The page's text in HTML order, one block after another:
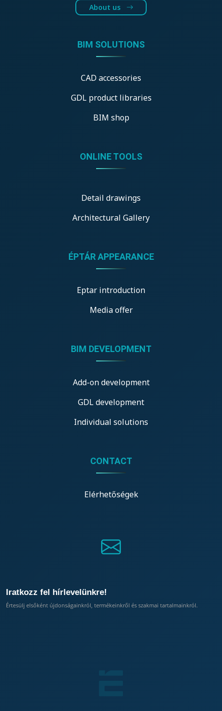
About us
BIM SOLUTIONS
CAD accessories
GDL product libraries
BIM shop
ONLINE TOOLS
Detail drawings
Architectural Gallery
ÉPTÁR APPEARANCE
Eptar introduction
Media offer
BIM DEVELOPMENT
Add-on development
GDL development
Individual solutions
CONTACT
Elérhetőségek
Iratkozz fel hírlevelünkre!
Értesülj elsőként újdonságainkról, termékeinkről és szakmai tartalmainkról.